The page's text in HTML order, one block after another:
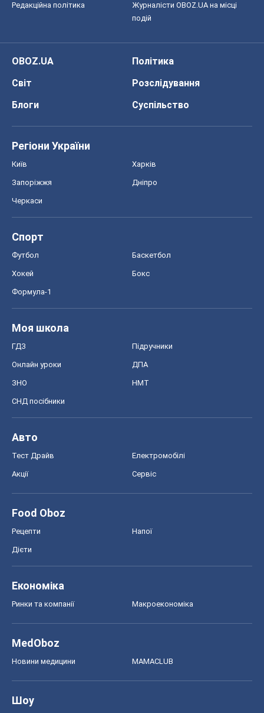
Редакційна політика
Журналісти OBOZ.UA на місці
подій
OBOZ.UA
Політика
Світ
Розслідування
Блоги
Суспільство
Регіони України
Київ Харків
Запоріжжя Дніпро
Черкаси
Спорт
Футбол Баскетбол
Хокей Бокс
Формула-1
Моя школа
ГДЗ Підручники
Онлайн уроки ДПА
ЗНО НМТ
СНД посібники
Авто
Тест Драйв Електромобілі
Акції Сервіс
Food Oboz
Рецепти Напої
Дієти
Економіка
Ринки та компанії Макроекономіка
MedOboz
Новини медицини MAMACLUB
Шоу